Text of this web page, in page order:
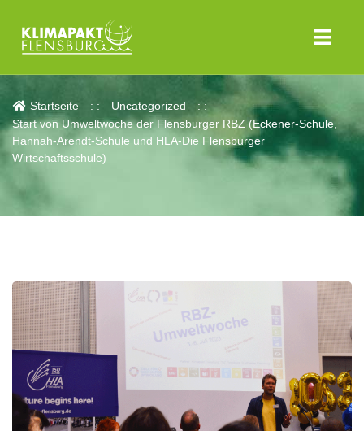
Aktuelles
Startseite
Uncategorized
Start von Umweltwoche der Flensburger RBZ (Eckener-Schule,
Hannah-Arendt-Schule und HLA-Die Flensburger
Wirtschaftsschule)